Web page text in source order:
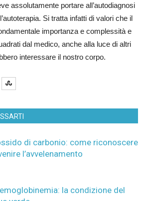
assolutamente portare all’autodiagnosi
Si tratta infatti di valori che il
importanza e complessità e
dal medico, anche alla luce di altri
interessare il nostro corpo.
di carbonio: come riconoscere
l’avvelenamento
la condizione del